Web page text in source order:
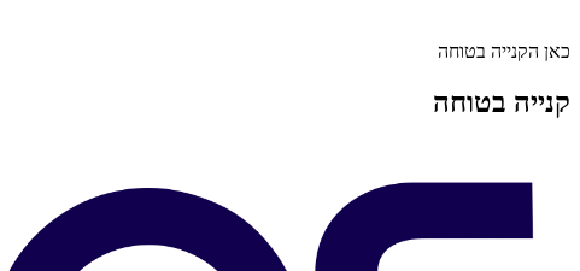
כאן הקנייה בטוחה
קנייה בטוחה